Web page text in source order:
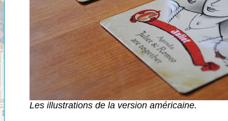
Les illustrations de la version américaine.